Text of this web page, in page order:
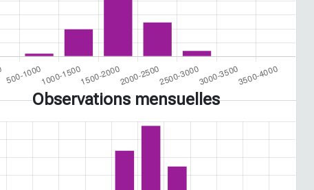
Observations mensuelles